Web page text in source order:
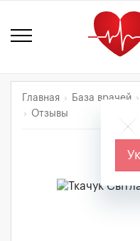
Главная База врачей
Отзывы